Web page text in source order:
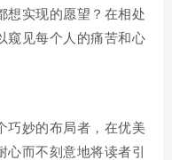
想实现的愿望？在相处
窥见每个人的痛苦和心
巧妙的布局者，在优美
而不刻意地将读者引